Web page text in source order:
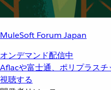
MuleSoft Forum Japan
オンデマンド配信中
Aflacや富士通、ポリプラス
視聴する